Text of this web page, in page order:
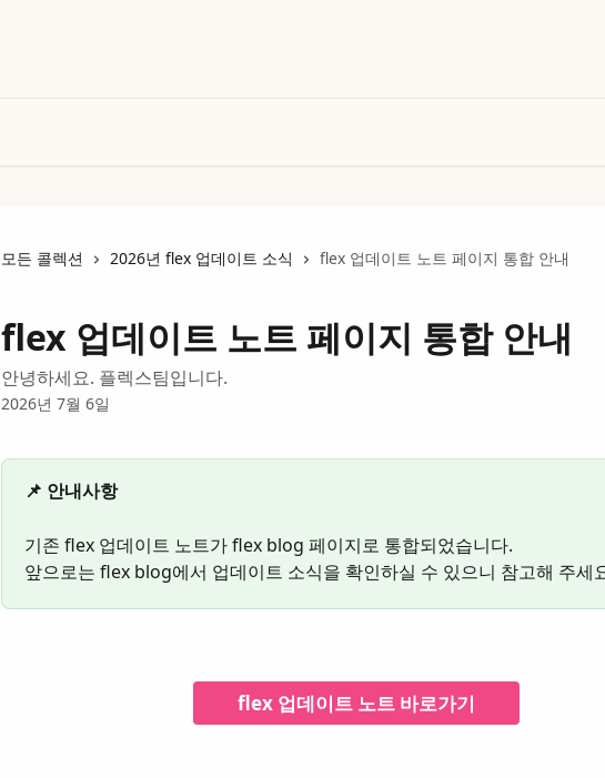
모든 콜렉션 2026년 flex 업데이트 소식 flex 업데이트 노트 페이지 통합 안내
flex 업데이트 노트 페이지 통합 안내
안녕하세요. 플렉스팀입니다.
2026년 7월 6일
📌 안내사항
기존 flex 업데이트 노트가 flex blog 페이지로 통합되었습니다.
앞으로는 flex blog에서 업데이트 소식을 확인하실 수 있으니 참고해 주세
flex 업데이트 노트 바로가기